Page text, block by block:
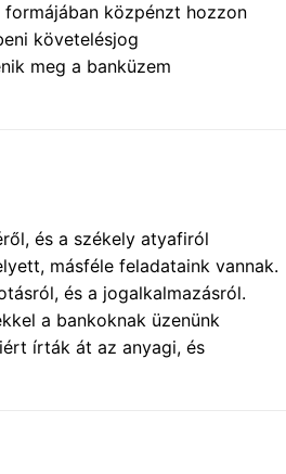
közpénzt hozzon
követelésjog
meg a banküzem
és a székely atyafiról
másféle feladataink vannak.
és a jogalkalmazásról.
a bankoknak üzenünk
írták át az anyagi, és